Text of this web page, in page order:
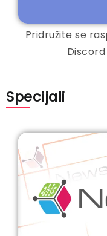
Pridružite se
Specijali